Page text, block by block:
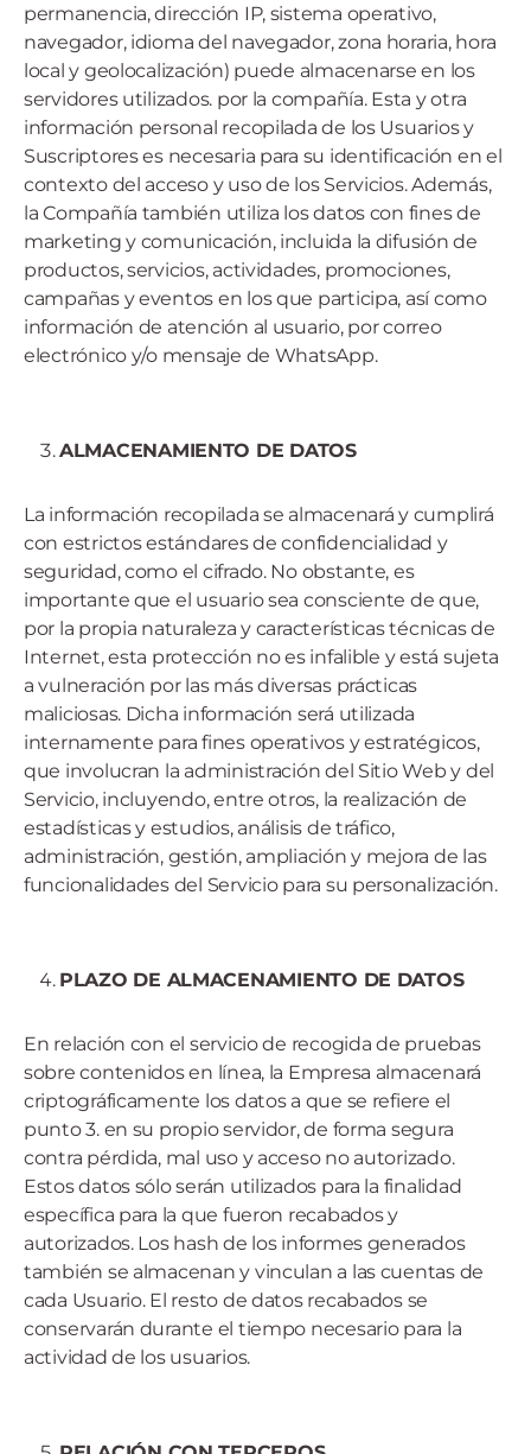
permanencia, dirección IP, sistema operativo,
navegador, idioma del navegador, zona horaria, hora
local y geolocalización) puede almacenarse en los
servidores utilizados. por la compañía. Esta y otra
información personal recopilada de los Usuarios y
Suscriptores es necesaria para su identificación en el
contexto del acceso y uso de los Servicios. Además,
la Compañía también utiliza los datos con fines de
marketing y comunicación, incluida la difusión de
productos, servicios, actividades, promociones,
campañas y eventos en los que participa, así como
información de atención al usuario, por correo
electrónico y/o mensaje de WhatsApp.
ALMACENAMIENTO DE DATOS
La información recopilada se almacenará y cumplirá
con estrictos estándares de confidencialidad y
seguridad, como el cifrado. No obstante, es
importante que el usuario sea consciente de que,
por la propia naturaleza y características técnicas de
Internet, esta protección no es infalible y está sujeta
a vulneración por las más diversas prácticas
maliciosas. Dicha información será utilizada
internamente para fines operativos y estratégicos,
que involucran la administración del Sitio Web y del
Servicio, incluyendo, entre otros, la realización de
estadísticas y estudios, análisis de tráfico,
administración, gestión, ampliación y mejora de las
funcionalidades del Servicio para su personalización.
PLAZO DE ALMACENAMIENTO DE DATOS
En relación con el servicio de recogida de pruebas
sobre contenidos en línea, la Empresa almacenará
criptográficamente los datos a que se refiere el
punto 3. en su propio servidor, de forma segura
contra pérdida, mal uso y acceso no autorizado.
Estos datos sólo serán utilizados para la finalidad
específica para la que fueron recabados y
autorizados. Los hash de los informes generados
también se almacenan y vinculan a las cuentas de
cada Usuario. El resto de datos recabados se
conservarán durante el tiempo necesario para la
actividad de los usuarios.